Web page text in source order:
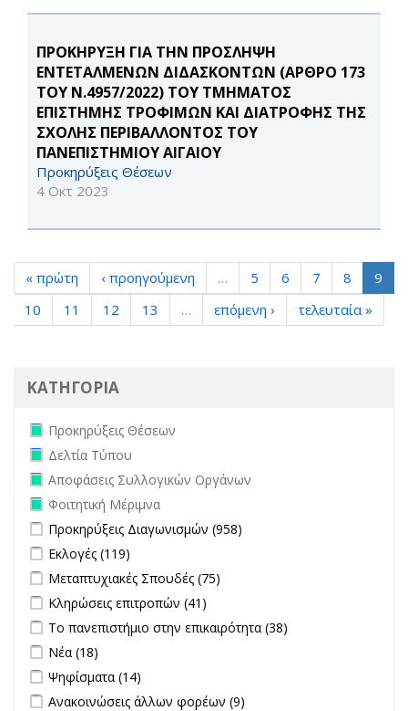
ΠΡΟΚΗΡΥΞΗ ΓΙΑ ΤΗΝ ΠΡΟΣΛΗΨΗ
ΕΝΤΕΤΑΛΜΕΝΩΝ ΔΙΔΑΣΚΟΝΤΩΝ (ΑΡΘΡΟ 173
ΤΟΥ Ν.4957/2022) ΤΟΥ ΤΜΗΜΑΤΟΣ
ΕΠΙΣΤΗΜΗΣ ΤΡΟΦΙΜΩΝ ΚΑΙ ΔΙΑΤΡΟΦΗΣ ΤΗΣ
ΣΧΟΛΗΣ ΠΕΡΙΒΑΛΛΟΝΤΟΣ ΤΟΥ
ΠΑΝΕΠΙΣΤΗΜΙΟΥ ΑΙΓΑΙΟΥ
Προκηρύξεις Θέσεων
4 Οκτ 2023
« πρώτη ‹ προηγούμενη … 5 6 7 8
9
10
11 12 13 … επόμενη › τελευταία »
ΚΑΤΗΓΟΡΙΑ
Remove Προκηρύξεις Θέσεων filter
Προκηρύξεις Θέσεων
Remove Δελτία Τύπου filter
Δελτία Τύπου
Remove Αποφάσεις Συλλογικών Οργάνων filter
Αποφάσεις Συλλογικών Οργάνων
Remove Φοιτητική Μέριμνα filter
Φοιτητική Μέριμνα
Apply Προκηρύξεις Διαγωνισμών filter
Προκηρύξεις Διαγωνισμών (958)
Apply Εκλογές filter
Εκλογές (119)
Apply Μεταπτυχιακές Σπουδές filter
Μεταπτυχιακές Σπουδές (75)
Apply Κληρώσεις επιτροπών filter
Κληρώσεις επιτροπών (41)
Apply Το πανεπιστήμιο στην επικαιρότητα filter
Το πανεπιστήμιο στην επικαιρότητα (38)
Apply Νέα filter
Νέα (18)
Apply Ψηφίσματα filter
Ψηφίσματα (14)
Apply Ανακοινώσεις άλλων φορέων filter
Ανακοινώσεις άλλων φορέων (9)